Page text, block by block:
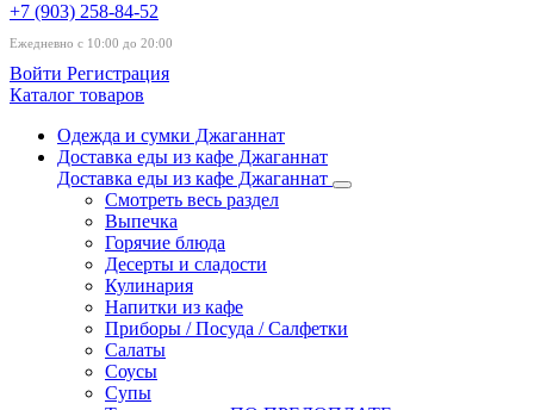
+7 (903) 258-84-52
Ежедневно с 10:00 до 20:00
Войти Регистрация
Каталог товаров
Одежда и сумки Джаганнат
Доставка еды из кафе Джаганнат
Доставка еды из кафе Джаганнат
Смотреть весь раздел
Выпечка
Горячие блюда
Десерты и сладости
Кулинария
Напитки из кафе
Приборы / Посуда / Салфетки
Салаты
Соусы
Супы